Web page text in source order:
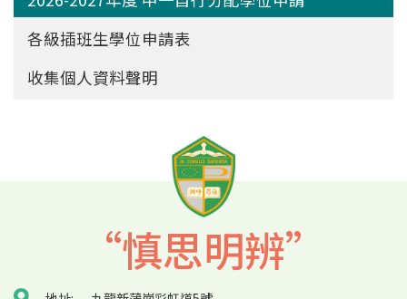
各級插班生學位申請表
收集個人資料聲明
“慎思明辨”